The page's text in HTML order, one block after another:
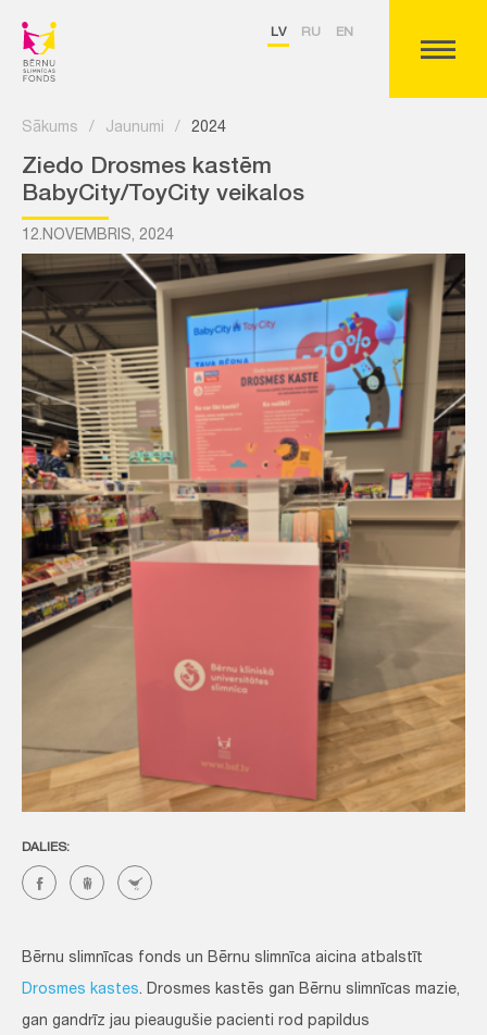
LV RU EN
Sākums / Jaunumi / 2024
Ziedo Drosmes kastēm
BabyCity/ToyCity veikalos
12.NOVEMBRIS, 2024
DALIES:
Bērnu slimnīcas fonds un Bērnu slimnīca aicina atbalstīt
Drosmes kastes. Drosmes kastēs gan Bērnu slimnīcas mazie,
gan gandrīz jau pieaugušie pacienti rod papildus